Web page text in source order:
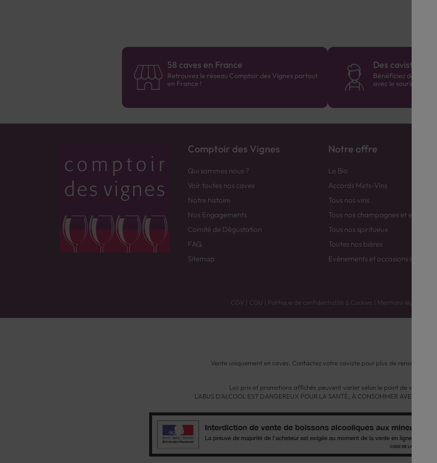
58 caves en France
Retrouvez le réseau Comptoir des Vignes partout
en France !
Des cavistes à
Bénéficiez de
avec le sourire :)
Comptoir des Vignes
Qui sommes nous ?
Voir toutes nos caves
Notre histoire
Nos Engagements
Comité de Dégustation
FAQ
Sitemap
Notre offre
Le Bio
Accords Mets-Vins
Tous nos vins
Tous nos champagnes et
Tous nos spiritueux
Toutes nos bières
Evénements et occasions spéciales
CGV | CGU | Politique de confidentialité & Cookies | Mentions légales
Vente uniquement en caves. Contactez votre caviste pour plus de
Les prix et promotions affichés peuvent varier selon le point de vente.
L'ABUS D'ALCOOL EST DANGEREUX POUR LA SANTÉ, À CONSOMMER AVEC